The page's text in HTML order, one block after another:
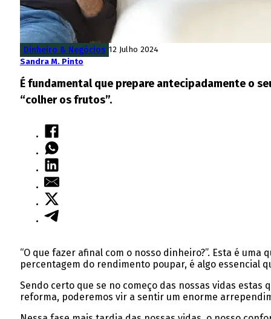
Dinheiro & Negócios 12 Julho 2024
Sandra M. Pinto
É fundamental que prepare antecipadamente o
“colher os frutos”.
“O que fazer afinal com o nosso dinheiro?”. Esta é
percentagem do rendimento poupar, é algo essencial
Sendo certo que se no começo das nossas vidas
reforma, poderemos vir a sentir um enorme